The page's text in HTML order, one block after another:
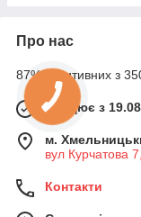
Про нас
87% позитивних з 350
Працює з
м.
вул Курчатова
Контакти